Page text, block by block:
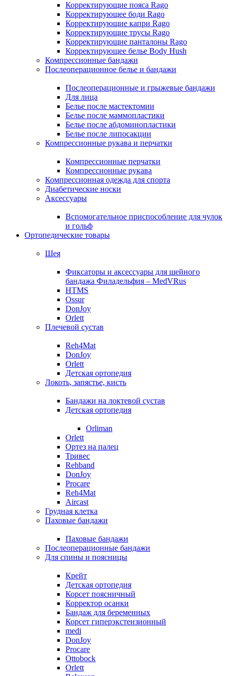
Корректирующие пояса Rago
Корректирующее боди Rago
Корректирующие капри Rago
Корректирующие трусы Rago
Корректирующие панталоны Rago
Корректирующее белье Body Hush
Компрессионные бандажи
Послеоперационное белье и бандажи
Послеоперационные и грыжевые бандажи
Для лица
Белье после мастектомии
Белье после маммопластики
Белье после абдоминопластики
Белье после липосакции
Компрессионные рукава и перчатки
Компрессионные перчатки
Компрессионные рукава
Компрессионная одежда для спорта
Диабетические носки
Аксессуары
Вспомогательное приспособление для чулок
и гольф
Ортопедические товары
Шея
Фиксаторы и аксессуары для шейного
бандажа Филадельфия – MedVRus
HTMS
Ossur
DonJoy
Orlett
Плечевой сустав
Reh4Mat
DonJoy
Orlett
Детская ортопедия
Локоть, запястье, кисть
Бандажи на локтевой сустав
Детская ортопедия
Orliman
Orlett
Ортез на палец
Тривес
Rehband
DonJoy
Procare
Reh4Mat
Aircast
Грудная клетка
Паховые бандажи
Паховые бандажи
Послеоперационные бандажи
Для спины и поясницы
Крейт
Детская ортопедия
Корсет поясничный
Корректор осанки
Бандаж для беременных
Корсет гиперэкстензионный
medi
DonJoy
Procare
Ottobock
Orlett